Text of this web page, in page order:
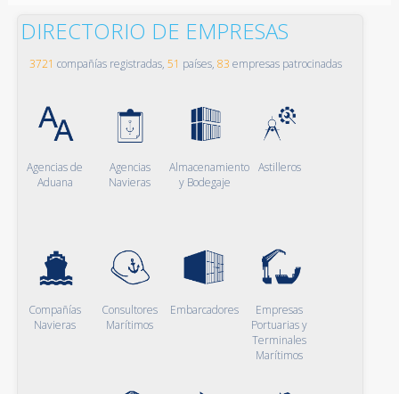
DIRECTORIO DE EMPRESAS
3721 compañías registradas, 51 países, 83 empresas patrocinadas
Agencias de
Aduana
Agencias
Navieras
Almacenamiento
y Bodegaje
Astilleros
Compañías
Navieras
Consultores
Marítimos
Embarcadores
Empresas
Portuarias y
Terminales
Marítimos